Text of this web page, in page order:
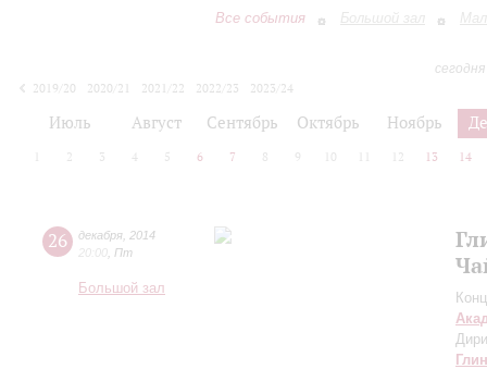
Все события Большой зал
2019/20
2020/21 2021/22 2022/23
2023/24
Июль Август Сентябрь Октябрь Ноябрь
2 3 4 5 6 7 8 9 10 12 13 14
26 декабря 2014
20:00 Пт
Большой зал